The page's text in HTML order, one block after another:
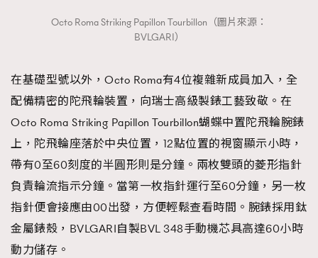
Octo Roma Striking Papillon Tourbillon（圖片來源：
BVLGARI）
在基礎型號以外，Octo Roma有4位複雜新成員加入，全
配備精密的陀飛輪裝置，向瑞士高級製錶工藝致敬。在
Octo Roma Striking Papillon Tourbillon蝴蝶中置陀飛輪腕錶
上，陀飛輪座落於中央位置，12點位置的視窗顯示小時，
帶有0至60刻度的半圓形則是分鐘。兩枚雙頭的菱形指針
負責輪流指示分鐘。當第一枚指針運行至60分鐘，另一枚
指針便會接應由00出發，方便輕鬆查看時間。腕錶採用鈦
金屬錶殼，BVLGARI自製BVL 348手動機芯具高達60小時
動力儲存。